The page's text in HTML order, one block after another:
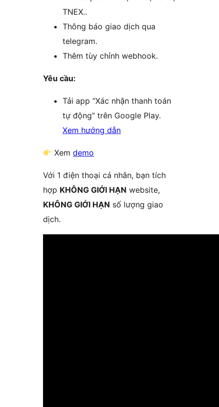
TNEX..
Thông báo giao dịch qua
telegram.
Thêm tùy chỉnh webhook.
Yêu cầu:
Tải app “Xác nhận thanh toán
tự động” trên Google Play.
Xem hướng dẫn
Xemdemo
Với 1 điện thoại cá nhân, bạn tích
hợp KHÔNG GIỚI HẠN website,
KHÔNG GIỚI HẠN số lượng giao
dịch.